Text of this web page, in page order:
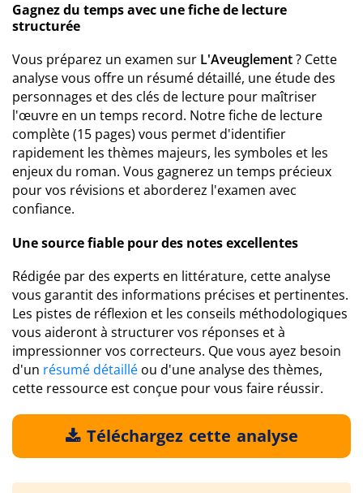
Gagnez du temps avec une fiche de lecture
structurée
Vous préparez un examen sur L'Aveuglement? Cette
analyse vous offre un résumé détaillé, une étude des
personnages et des clés de lecture pour maîtriser
l'œuvre en un temps record. Notre fiche de lecture
complète (15 pages) vous permet d'identifier
rapidement les thèmes majeurs, les symboles et les
enjeux du roman. Vous gagnerez un temps précieux
pour vos révisions et aborderez l'examen avec
confiance.
Une source fiable pour des notes excellentes
Rédigée par des experts en littérature, cette analyse
vous garantit des informations précises et pertinentes.
Les pistes de réflexion et les conseils méthodologiques
vous aideront à structurer vos réponses et à
impressionner vos correcteurs. Que vous ayez besoin
d'un résumé détaillé ou d'une analyse des thèmes,
cette ressource est conçue pour vous faire réussir.
Téléchargez cette analyse